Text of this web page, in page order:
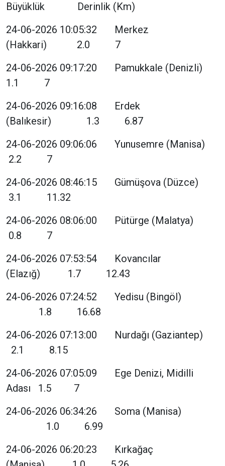
Büyüklük Derinlik (Km)
24-06-2026 10:05:32 Merkez
(Hakkari) 2.0 7
24-06-2026 09:17:20 Pamukkale (Denizli)
1.1 7
24-06-2026 09:16:08 Erdek
(Balıkesir) 1.3 6.87
24-06-2026 09:06:06 Yunusemre (Manisa)
2.2 7
24-06-2026 08:46:15 Gümüşova (Düzce)
3.1 11.32
24-06-2026 08:06:00 Pütürge (Malatya)
0.8 7
24-06-2026 07:53:54 Kovancılar
(Elazığ) 1.7 12.43
24-06-2026 07:24:52 Yedisu (Bingöl)
1.8 16.68
24-06-2026 07:13:00 Nurdağı (Gaziantep)
2.1 8.15
24-06-2026 07:05:09 Ege Denizi, Midilli
Adası 1.5 7
24-06-2026 06:34:26 Soma (Manisa)
1.0 6.99
24-06-2026 06:20:23 Kırkağaç